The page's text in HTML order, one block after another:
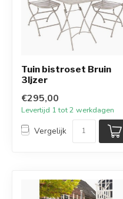
Tuin bistroset Bruin
3Ijzer
€295,00
Levertijd 1 tot 2 werkdagen
Vergelijk